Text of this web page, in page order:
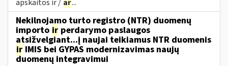
apskaitos ir / ar...
Nekilnojamo turto registro (NTR) duomenų
importo ir perdarymo paslaugos
atsižvelgiant...į naujai teikiamus NTR duomenis
ir IMIS bei GYPAS modernizavimas naujų
duomenų integravimui